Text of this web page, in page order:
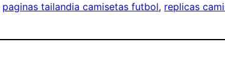
paginas tailandia camisetas futbol, replicas